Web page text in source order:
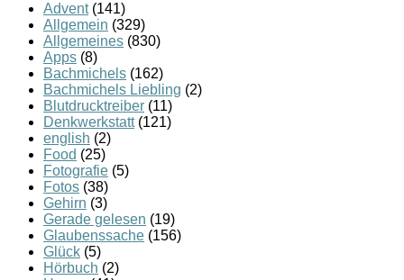
Advent(141)
Allgemein (329)
Allgemeines (830)
Apps (8)
Bachmichels (162)
Bachmichels Liebling (2)
Blutdrucktreiber (11)
Denkwerkstatt(121)
english (2)
Food (25)
Fotografie (5)
Fotos (38)
Gehirn (3)
Gerade gelesen (19)
Glaubenssache (156)
Glück (5)
Hörbuch (2)